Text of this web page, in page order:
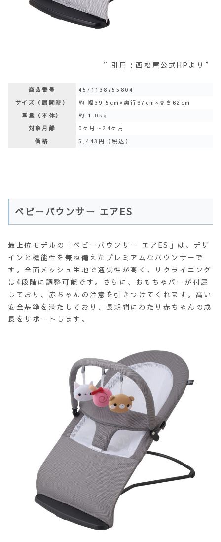
”引用：西松屋公式HPより”
商品番号
4571138755804
サイズ（展開時）
約 幅39.5cm×奥行67cm×高さ62cm
重量（本体）
約 1.9kg
対象月齢
0ヶ月～24ヶ月
価格
5,443円（税込）
ベビーバウンサー エアES
最上位モデルの「ベビーバウンサー エアES」は、デザ
インと機能性を兼ね備えたプレミアムなバウンサーで
す。全面メッシュ生地で通気性が高く、リクライニング
は4段階に調整可能です。さらに、おもちゃバーが付属
しており、赤ちゃんの注意を引きつけてくれます。高い
安全基準を満たしており、長期間にわたり赤ちゃんの成
長をサポートします。